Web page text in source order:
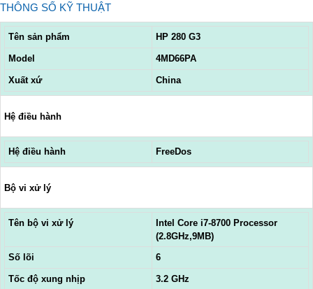
THÔNG SỐ KỸ THUẬT
Tên sản phẩm HP 280 G3
Model 4MD66PA
Xuất xứ China
Hệ điều hành
Hệ điều hành FreeDos
Bộ vi xử lý
Tên bộ vi xử lý
Intel Core i7-8700 Processor
(2.8GHz,9MB)
Số lõi
6
Tốc độ xung nhịp 3.2 GHz